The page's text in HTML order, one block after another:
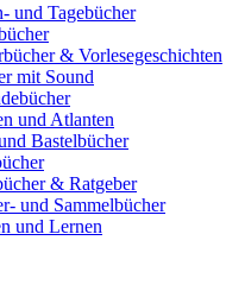
und Tagebücher
& Vorlesegeschichten
mit Sound
und Atlanten
Bastelbücher
& Ratgeber
und Sammelbücher
und Lernen